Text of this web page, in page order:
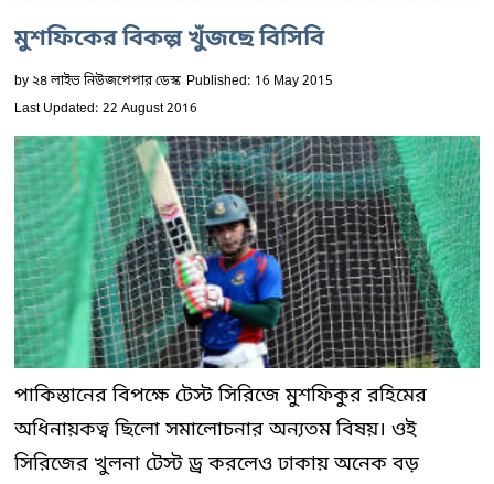
মুশফিকের বিকল্প খুঁজছে বিসিবি
by২৪ লাইভ নিউজপেপার ডেস্ক Published: 16 May 2015
Last Updated: 22 August 2016
পাকিস্তানের বিপক্ষে টেস্ট সিরিজে মুশফিকুর রহিমের
অধিনায়কত্ব ছিলো সমালোচনার অন্যতম বিষয়। ওই
সিরিজের খুলনা টেস্ট ড্র করলেও ঢাকায় অনেক বড়